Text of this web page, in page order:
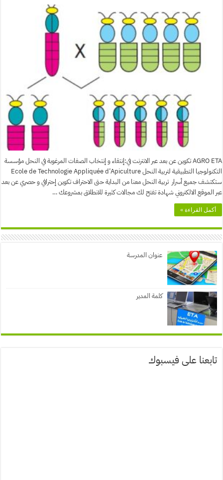
AGRO ETA تكوين عن بعد عبر الانترنت في:إنتقاء و إنتخاب الصفات المرغوبة في النحل مؤسسة
التكنولوجيا التطبيقية لتربية النحل Ecole de Technologie Appliquée d’Apiculture
ستكتشف جميع أسرار تربية النحل معنا من البداية حتى الاحتراف تكوين إحترافي و حصري عن بعد
عبر الموقع الالكتروني شهادة تفتح لك مجالات كثيرة للانطلاق بمشروعك …
أكمل القراءة »
عنوان المدرسة
كلمة المدير
تابعنا على فيسبوك